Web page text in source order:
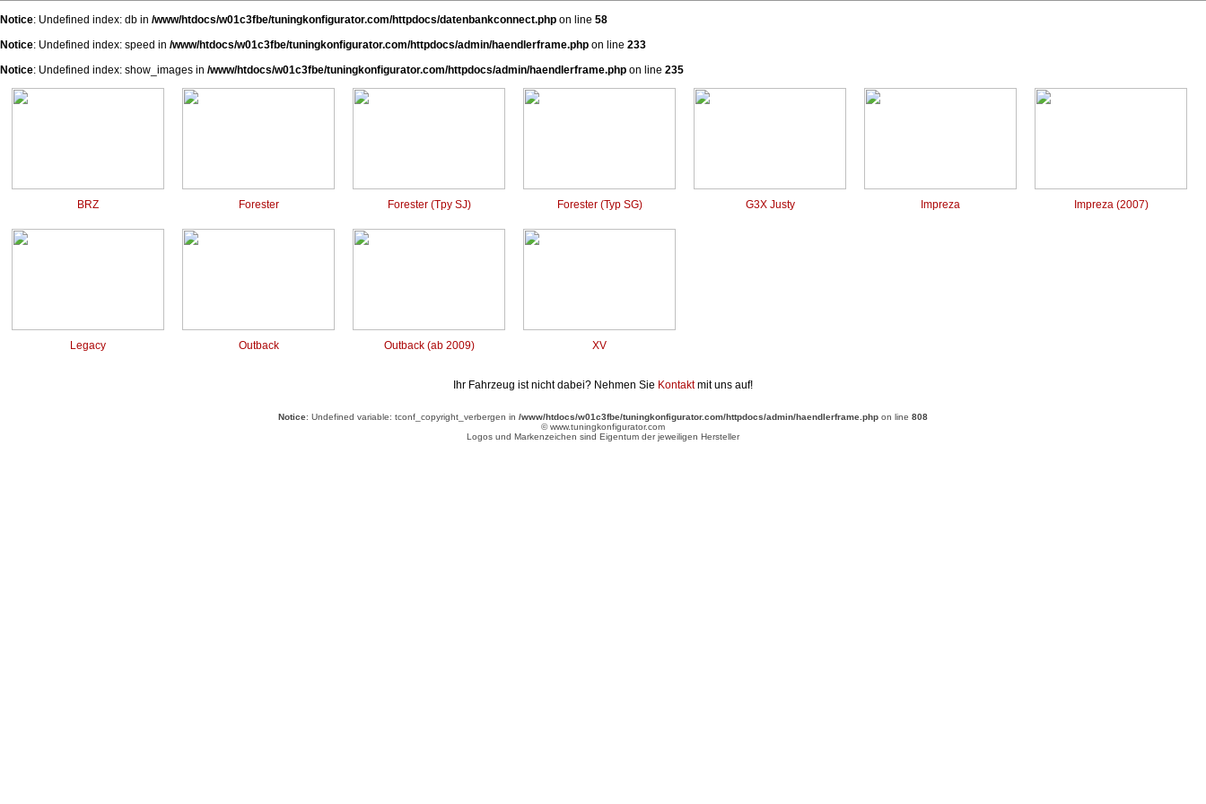
Notice: Undefined index: db in /www/htdocs/w01c3fbe/tuningkonfigurator.com/httpdocs/datenbankconnect.php on line 58
Notice: Undefined index: speed in /www/htdocs/w01c3fbe/tuningkonfigurator.com/httpdocs/admin/haendlerframe.php on line 233
Notice: Undefined index: show_images in /www/htdocs/w01c3fbe/tuningkonfigurator.com/httpdocs/admin/haendlerframe.php on line 235
BRZ Forester Forester (Tpy SJ) Forester (Typ SG) G3X Justy Impreza Impreza (2007)
Legacy Outback Outback (ab 2009) XV
Ihr Fahrzeug ist nicht dabei? Nehmen Sie Kontaktmit uns auf!
Notice: Undefined variable: tconf_copyright_verbergen in /www/htdocs/w01c3fbe/tuningkonfigurator.com/httpdocs/admin/haendlerframe.php on line 808
© www.tuningkonfigurator.com
Logos und Markenzeichen sind Eigentum der jeweiligen Hersteller